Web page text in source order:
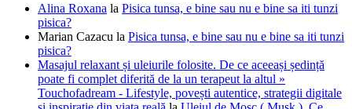
Alina Roxana la Pisica tunsa, e bine sau nu e bine sa iti tunzi
pisica?
Marian Cazacu la Pisica tunsa, e bine sau nu e bine sa iti tunzi
pisica?
Masajul relaxant și uleiurile folosite. De ce aceeași ședință
poate fi complet diferită de la un terapeut la altul »
Touchofadream - Lifestyle, povești autentice, strategii digitale